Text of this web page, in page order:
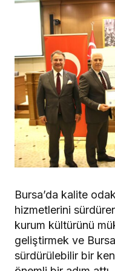
Bursa’da kalite
hizmetlerini
kurum kültürünü
geliştirmek ve
sürdürülebilir bir